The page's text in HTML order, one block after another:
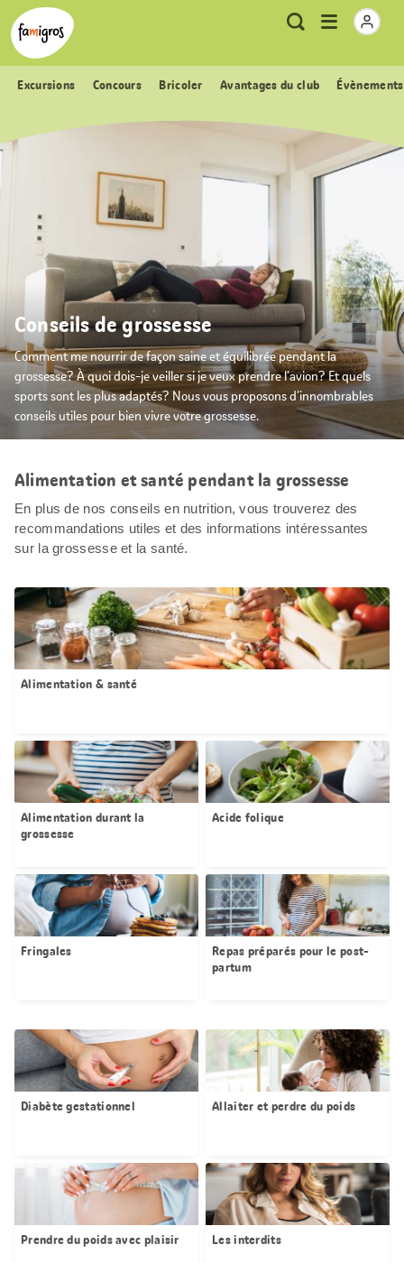
Signets
de
navigation
Header
Logo Métanavigation
RechercheOuvrir
Excursions Concours Bricoler Avantages du club
Conseils de grossesse
Comment me nourrir de façon saine et équilibrée pendant la
grossesse? À quoi dois-je veiller si je veux prendre l’avion? Et quels
sports sont les plus adaptés? Nous vous proposons d’innombrables
conseils utiles pour bien vivre votre grossesse.
Alimentation et santé pendant la grossesse
En plus de nos conseils en nutrition, vous trouverez des
recommandations utiles et des informations intéressantes
sur la grossesse et la santé.
Alimentation & santé
Alimentation durant la
grossesse
Acide folique
Fringales
Repas préparés pour le post-
partum
Diabète gestationnel Allaiter et perdre du poids
Prendre du poids avec plaisir Les interdits